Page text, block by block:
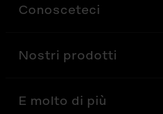
Conosceteci
Nostri prodotti
E molto di più